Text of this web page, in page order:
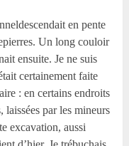
en pente
Un long couloir
ensuite. Je ne suis
certainement faite
: en certains endroits
laissées par les mineurs
excavation, aussi